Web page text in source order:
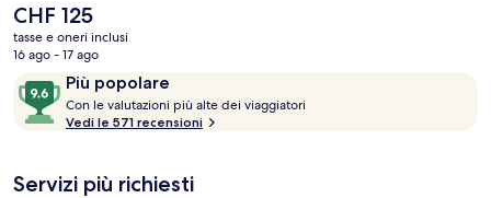
Fermata del tram Jindřišská si trova a 4 min a piedi e Stazione metro
di Muzeum a 6.
Il
prezzo
attuale
CHF 125
CHF 125
tasse e oneri inclusi
16 ago - 17 ago
RecensioniPiù popolare
9.6
su
10,
popolare
Con le valutazioni più alte dei viaggiatori
Vedi le 571 recensioni
Servizi più richiesti